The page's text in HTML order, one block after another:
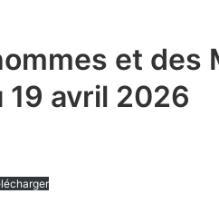
et des
19 avril 2026